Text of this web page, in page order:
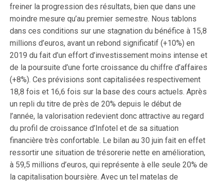
freiner la progression des résultats, bien que dans une
moindre mesure qu’au premier semestre. Nous tablons
dans ces conditions sur une stagnation du bénéfice à 15,8
millions d’euros, avant un rebond significatif (+10%) en
2019 du fait d’un effort d’investissement moins intense et
de la poursuite d’une forte croissance du chiffre d’affaires
(+8%). Ces prévisions sont capitalisées respectivement
18,8 fois et 16,6 fois sur la base des cours actuels. Après
un repli du titre de près de 20% depuis le début de
l’année, la valorisation redevient donc attractive au regard
du profil de croissance d’Infotel et de sa situation
financière très confortable. Le bilan au 30 juin fait en effet
ressortir une situation de trésorerie nette en amélioration,
à 59,5 millions d’euros, qui représente à elle seule 20% de
la capitalisation boursière. Avec un tel matelas de